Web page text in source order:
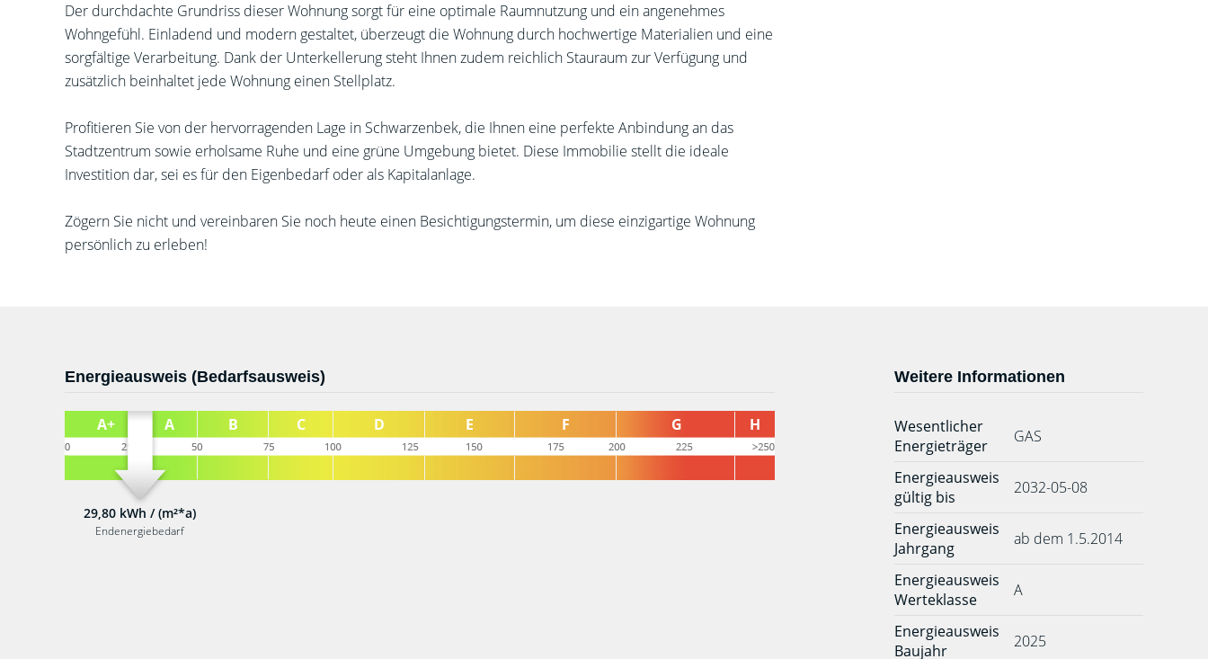
Der durchdachte Grundriss dieser Wohnung sorgt für eine optimale Raumnutzung und ein angenehmes
Wohngefühl. Einladend und modern gestaltet, überzeugt die Wohnung durch hochwertige Materialien und eine
sorgfältige Verarbeitung. Dank der Unterkellerung steht Ihnen zudem reichlich Stauraum zur Verfügung und
zusätzlich beinhaltet jede Wohnung einen Stellplatz.
Profitieren Sie von der hervorragenden Lage in Schwarzenbek, die Ihnen eine perfekte Anbindung an das
Stadtzentrum sowie erholsame Ruhe und eine grüne Umgebung bietet. Diese Immobilie stellt die ideale
Investition dar, sei es für den Eigenbedarf oder als Kapitalanlage.
Zögern Sie nicht und vereinbaren Sie noch heute einen Besichtigungstermin, um diese einzigartige Wohnung
persönlich zu erleben!
Energieausweis (Bedarfsausweis)
29,80 kWh / (m²*a)
Endenergiebedarf
Weitere Informationen
Wesentlicher
Energieträger
GAS
Energieausweis
gültig bis
2032-05-08
Energieausweis
Jahrgang
ab dem 1.5.2014
Energieausweis
Werteklasse
A
Energieausweis
Baujahr
2025